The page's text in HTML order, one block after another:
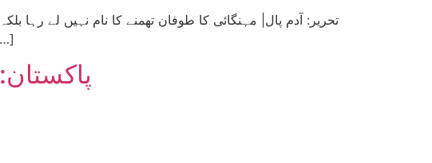
کے بعد بھی رکتی نظر نہیں آرہی بلکہ اس میں مزید بڑے